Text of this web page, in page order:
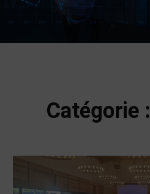
Catégorie :